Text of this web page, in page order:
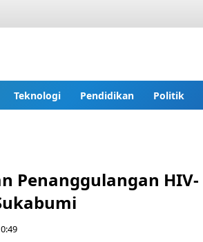
Teknologi Pendidikan Politik
Penanggulangan HIV-